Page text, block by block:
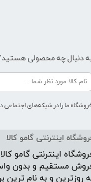
اینترنتی گامو کالا
اینترنتی گامو کالا
مستقیم و بدون
روزترین و به نام ترین
دنبال چه محصولی
ما را در شبکه‌های اجتماعی